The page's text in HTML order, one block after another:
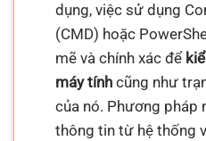
dụng, việc sử dụng
(CMD) hoặc
mẽ và chính xác để
máy tính cũng như
của nó. Phương pháp
thông tin từ hệ thống